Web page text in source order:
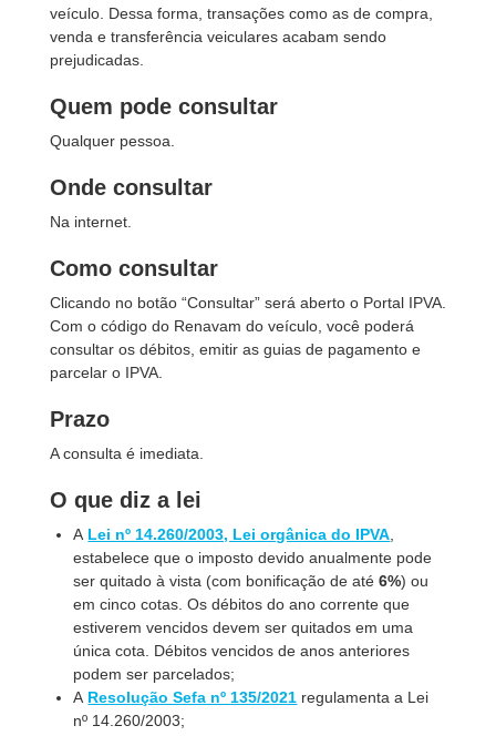
veículo. Dessa forma, transações como as de compra,
venda e transferência veiculares acabam sendo
prejudicadas.
Quem pode consultar
Qualquer pessoa.
Onde consultar
Na internet.
Como consultar
Clicando no botão “Consultar” será aberto o Portal IPVA.
Com o código do Renavam do veículo, você poderá
consultar os débitos, emitir as guias de pagamento e
parcelar o IPVA.
Prazo
A consulta é imediata.
O que diz a lei
A Lei nº 14.260/2003, Lei orgânica do IPVA
estabelece que o imposto devido anualmente pode
ser quitado à vista (com bonificação de até6%) ou
em cinco cotas. Os débitos do ano corrente que
estiverem vencidos devem ser quitados em uma
única cota. Débitos vencidos de anos anteriores
podem ser parcelados;
A Resolução Sefa nº 135/2021 regulamenta a Lei
nº 14.260/2003;